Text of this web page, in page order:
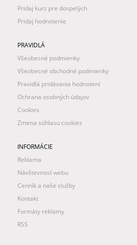
Pridaj kurz pre dospelých
Pridaj hodnotenie
PRAVIDLÁ
Všeobecné podmienky
Všeobecné obchodné podmienky
Pravidlá pridávania hodnotení
Ochrana osobných údajov
Cookies
Zmena súhlasu cookies
INFORMÁCIE
Reklama
Návštevnosť webu
Cenník a naše služby
Kontakt
Formáty reklamy
RSS